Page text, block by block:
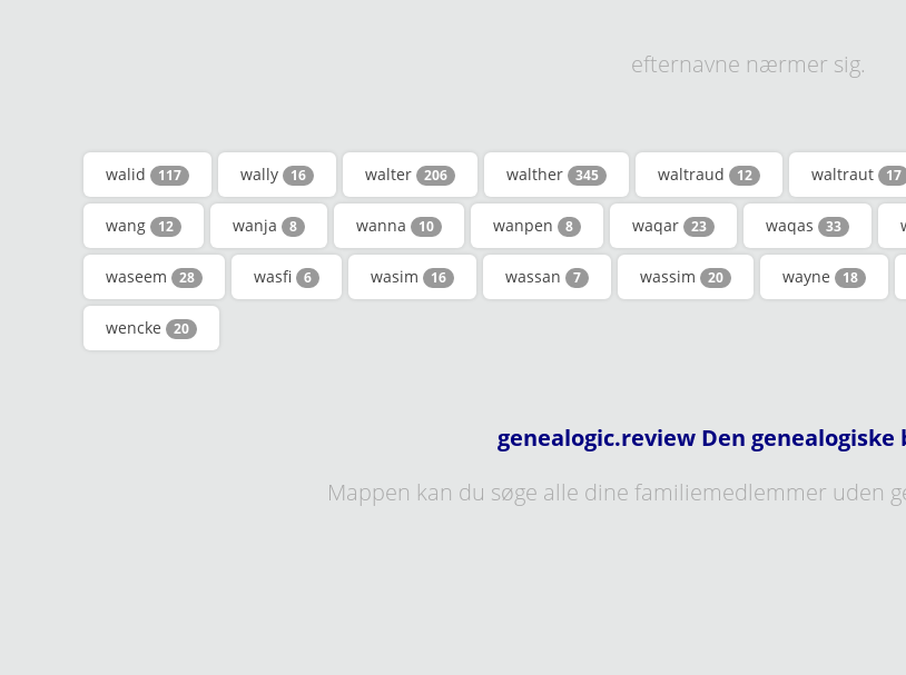
efternavne nærmer sig.
walid 117 wally 16 walter 206 walther 345 waltraud 12 waltraut 17
wang 12 wanja 8 wanna 10 wanpen 8 waqar 23 waqas 33
waseem 28 wasfi 6 wasim 16 wassan 7 wassim 20 wayne 18
wencke 20
genealogic.review Den
Mappen kan du søge alle dine familiemedlemmer uden